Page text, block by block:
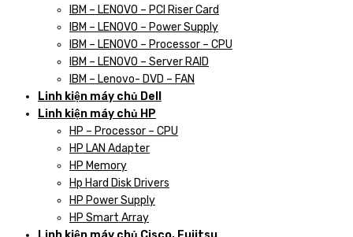
IBM – LENOVO – PCI Riser Card
IBM – LENOVO – Power Supply
IBM – LENOVO – Processor – CPU
IBM – LENOVO – Server RAID
IBM – Lenovo- DVD – FAN
Linh kiện máy chủ Dell
Linh kiện máy chủ HP
HP – Processor – CPU
HP LAN Adapter
HP Memory
Hp Hard Disk Drivers
HP Power Supply
HP Smart Array